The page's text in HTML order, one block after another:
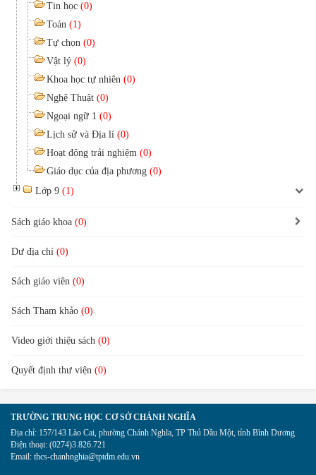
Tin học (0)
Toán (1)
Tự chọn (0)
Vật lý (0)
Khoa học tự nhiên (0)
Nghệ Thuật (0)
Ngoại ngữ 1 (0)
Lịch sử và Địa lí (0)
Hoạt động trải nghiệm (0)
Giáo dục của địa phương (0)
Lớp 9 (1)
Sách giáo khoa (0)
Dư địa chí (0)
Sách giáo viên (0)
Sách Tham khảo (0)
Video giới thiệu sách (0)
Quyết định thư viện (0)
TRƯỜNG TRUNG HỌC CƠ SỞ CHÁNH NGHĨA
Địa chỉ: 157/143 Lào Cai, phường Chánh Nghĩa, TP Thủ Dầu Một, tỉnh Bình Dương
Điện thoại: (0274)3.826.721
Email: thcs-chanhnghia@tptdm.edu.vn